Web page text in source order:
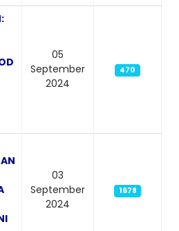
05
September
2024
470
03
September
2024
1678